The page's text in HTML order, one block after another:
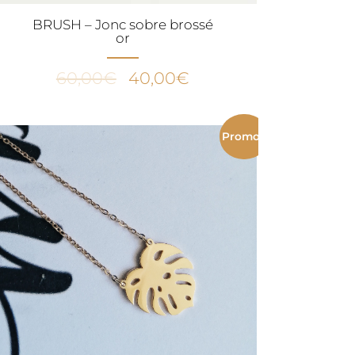
BRUSH – Jonc sobre brossé
or
60,00€
Le
40,00€Le
actuel
est :
40,00€.
Promo !